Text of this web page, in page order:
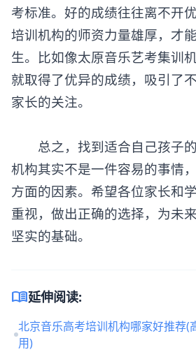
考标准。好的成绩往往离不开
培训机构的师资力量雄厚，才
生。比如像太原音乐艺考集训
就取得了优异的成绩，吸引了
家长的关注。
总之，找到适合自己孩子的
机构其实不是一件容易的事情
方面的因素。希望各位家长和
重视，做出正确的选择，为未
坚实的基础。
menu_book延伸阅读:
北京音乐高考培训机构哪家好推荐(
用)